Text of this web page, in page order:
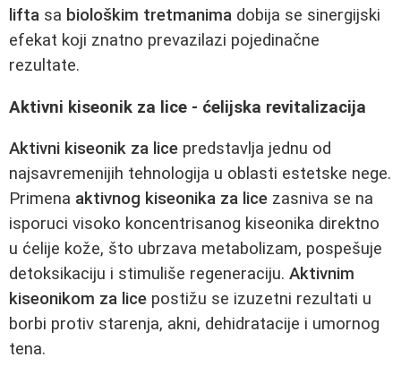
lifta sa biološkim tretmanima dobija se sinergijski
efekat koji znatno prevazilazi pojedinačne
rezultate.
Aktivni kiseonik za lice - ćelijska revitalizacija
Aktivni kiseonik za lice predstavlja jednu od
najsavremenijih tehnologija u oblasti estetske nege.
Primena aktivnog kiseonika za lice zasniva se na
isporuci visoko koncentrisanog kiseonika direktno
u ćelije kože, što ubrzava metabolizam, pospešuje
detoksikaciju i stimuliše regeneraciju. Aktivnim
kiseonikom za lice postižu se izuzetni rezultati u
borbi protiv starenja, akni, dehidratacije i umornog
tena.